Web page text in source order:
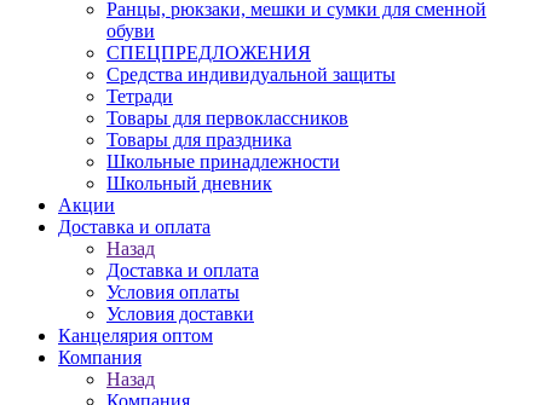
Ранцы, рюкзаки, мешки и сумки для сменной
обуви
СПЕЦПРЕДЛОЖЕНИЯ
Средства индивидуальной защиты
Тетради
Товары для первоклассников
Товары для праздника
Школьные принадлежности
Школьный дневник
Акции
Доставка и оплата
Назад
Доставка и оплата
Условия оплаты
Условия доставки
Канцелярия оптом
Компания
Назад
Компания